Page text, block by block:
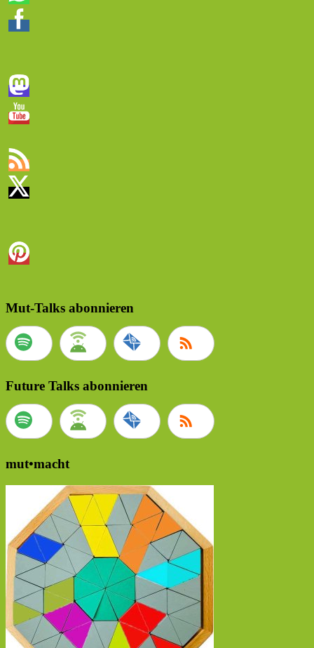
Mut-Talks abonnieren
Future Talks abonnieren
mut•macht